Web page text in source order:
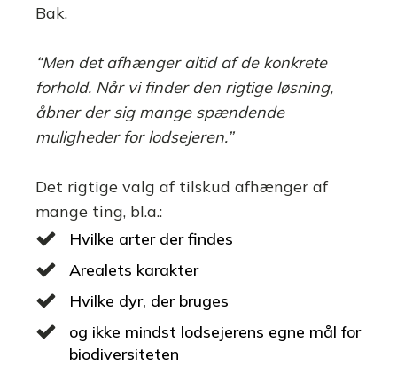
Bak.
“Men det afhænger altid af de konkrete
forhold. Når vi finder den rigtige løsning,
åbner der sig mange spændende
muligheder for lodsejeren.”
Det rigtige valg af tilskud afhænger af
mange ting, bl.a.:
Hvilke arter der findes
Arealets karakter
Hvilke dyr, der bruges
og ikke mindst lodsejerens egne mål for
biodiversiteten